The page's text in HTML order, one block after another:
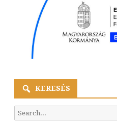
KERESÉS
Search